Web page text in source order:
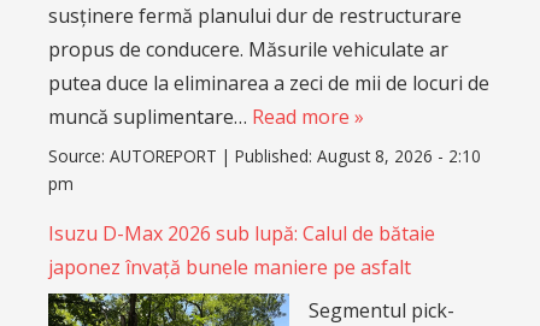
susținere fermă planului dur de restructurare
propus de conducere. Măsurile vehiculate ar
putea duce la eliminarea a zeci de mii de locuri de
muncă suplimentare… Read more »
Source: AUTOREPORT | Published: August 8, 2026 - 2:10
pm
Isuzu D-Max 2026 sub lupă: Calul de bătaie
japonez învață bunele maniere pe asfalt
Segmentul pick-